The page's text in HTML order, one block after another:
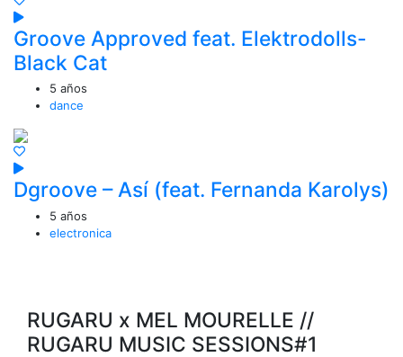
Groove Approved feat. Elektrodolls-
Black Cat
5 años
dance
Dgroove – Así (feat. Fernanda Karolys)
5 años
electronica
RUGARU x MEL MOURELLE //
RUGARU MUSIC SESSIONS#1